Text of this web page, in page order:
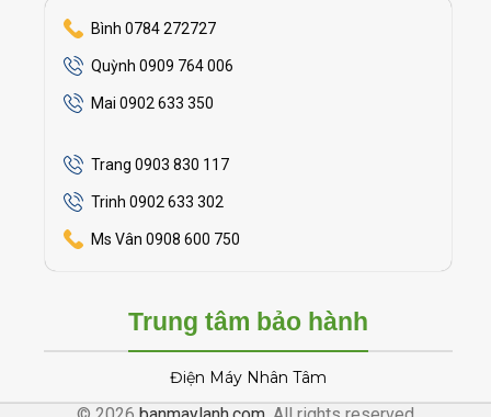
Bình 0784 272727
Quỳnh 0909 764 006
Mai 0902 633 350
Trang 0903 830 117
Trinh 0902 633 302
Ms Vân 0908 600 750
Trung tâm bảo hành
Điện Máy Nhân Tâm